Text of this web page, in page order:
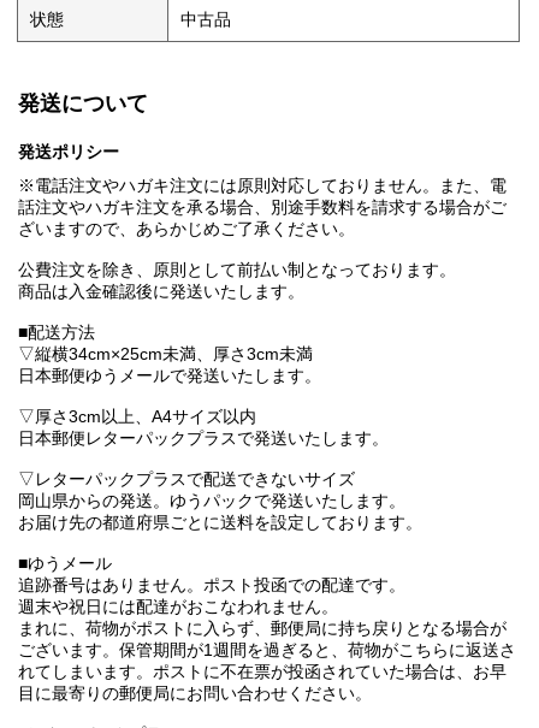
状態 中古品
発送について
発送ポリシー
※電話注文やハガキ注文には原則対応しておりません。また、電
話注文やハガキ注文を承る場合、別途手数料を請求する場合がご
ざいますので、あらかじめご了承ください。
公費注文を除き、原則として前払い制となっております。
商品は入金確認後に発送いたします。
■配送方法
▽縦横34cm×25cm未満、厚さ3cm未満
日本郵便ゆうメールで発送いたします。
▽厚さ3cm以上、A4サイズ以内
日本郵便レターパックプラスで発送いたします。
▽レターパックプラスで配送できないサイズ
岡山県からの発送。ゆうパックで発送いたします。
お届け先の都道府県ごとに送料を設定しております。
■ゆうメール
追跡番号はありません。ポスト投函での配達です。
週末や祝日には配達がおこなわれません。
まれに、荷物がポストに入らず、郵便局に持ち戻りとなる場合が
ございます。保管期間が1週間を過ぎると、荷物がこちらに返送さ
れてしまいます。ポストに不在票が投函されていた場合は、お早
目に最寄りの郵便局にお問い合わせください。